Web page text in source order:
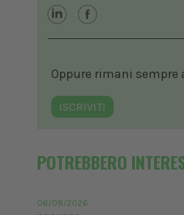
Oppure rimani
ISCRIVITI
POTREBBERO
06/08/2026